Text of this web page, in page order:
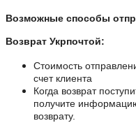
Возможные способы
Возврат Укрпочтой:
Стоимость
счет клиента
Когда возврат
получите
возврату.